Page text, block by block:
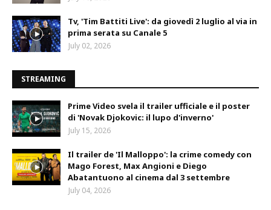
Tv, 'Tim Battiti Live': da giovedì 2 luglio al via in
prima serata su Canale 5
July 02, 2026
STREAMING
Prime Video svela il trailer ufficiale e il poster
di 'Novak Djokovic: il lupo d'inverno'
July 15, 2026
Il trailer de 'Il Malloppo': la crime comedy con
Mago Forest, Max Angioni e Diego
Abatantuono al cinema dal 3 settembre
July 04, 2026